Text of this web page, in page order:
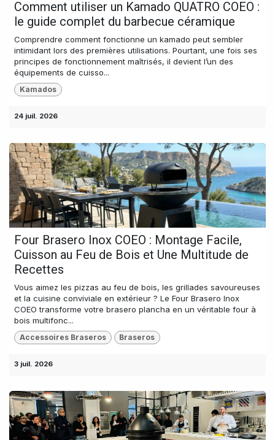
Comment utiliser un Kamado QUATRO COEO :
le guide complet du barbecue céramique
Comprendre comment fonctionne un kamado peut sembler
intimidant lors des premières utilisations. Pourtant, une fois ses
principes de fonctionnement maîtrisés, il devient l’un des
équipements de cuisso...
Kamados
24 juil. 2026
Four Brasero Inox COEO : Montage Facile,
Cuisson au Feu de Bois et Une Multitude de
Recettes
Vous aimez les pizzas au feu de bois, les grillades savoureuses
et la cuisine conviviale en extérieur ? Le Four Brasero Inox
COEO transforme votre brasero plancha en un véritable four à
bois multifonc...
Accessoires Braseros Braseros
3 juil. 2026